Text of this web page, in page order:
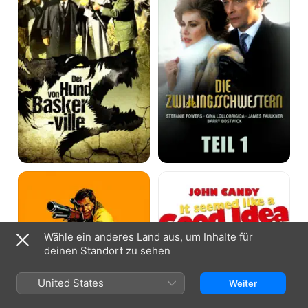
Baskerville
Russisches
Wähle ein anderes Land aus, um Inhalte für
deinen Standort zu sehen
United States Weiter